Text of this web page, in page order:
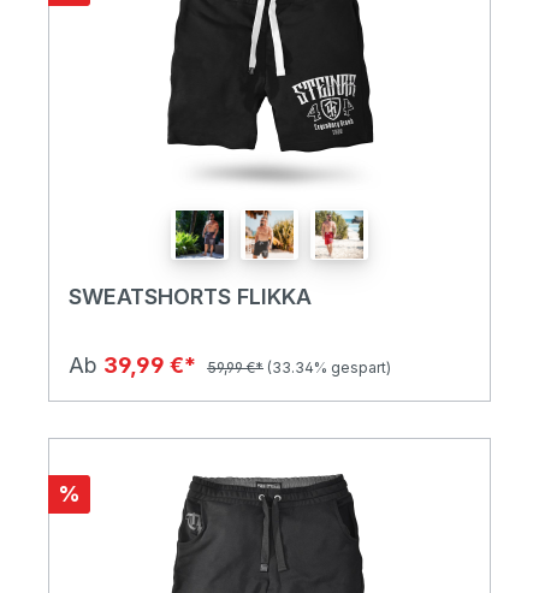
SWEATSHORTS FLIKKA
Ab 39,99 €* 59,99 €* (33.34% gespart)
%